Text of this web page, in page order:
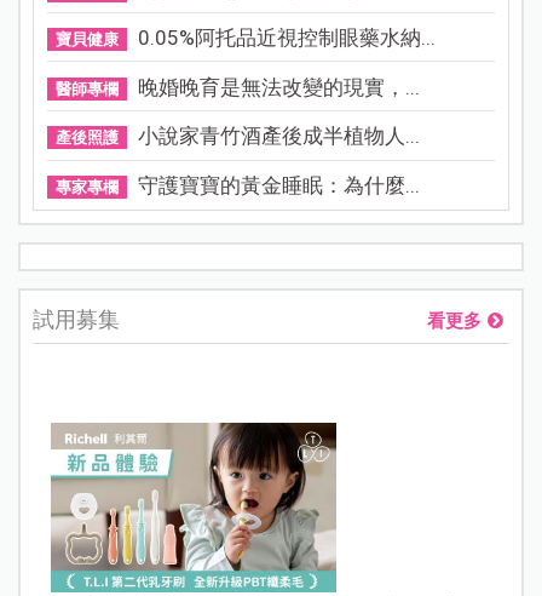
寶貝健康 0.05%阿托品近視控制眼藥水納...
醫師專欄 晚婚晚育是無法改變的現實，...
產後照護 小說家青竹酒產後成半植物人...
專家專欄 守護寶寶的黃金睡眠：為什麼...
試用募集 看更多